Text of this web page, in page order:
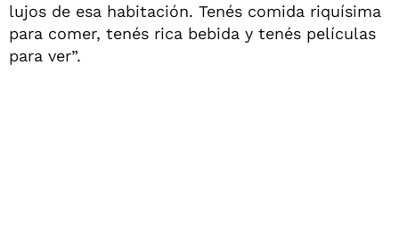
lujos de esa habitación. Tenés comida riquísima
para comer, tenés rica bebida y tenés películas
para ver”.